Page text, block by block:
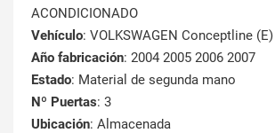
ACONDICIONADO
Vehículo: VOLKSWAGEN Conceptline
Año fabricación: 2004 2005 2006 2007
Estado: Material de segunda mano
Nº Puertas: 3
Ubicación: Almacenada